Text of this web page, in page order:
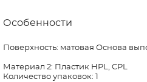
Особенности
Поверхность: матовая Основа
Материал 2: Пластик HPL, CPL
Количество упаковок: 1